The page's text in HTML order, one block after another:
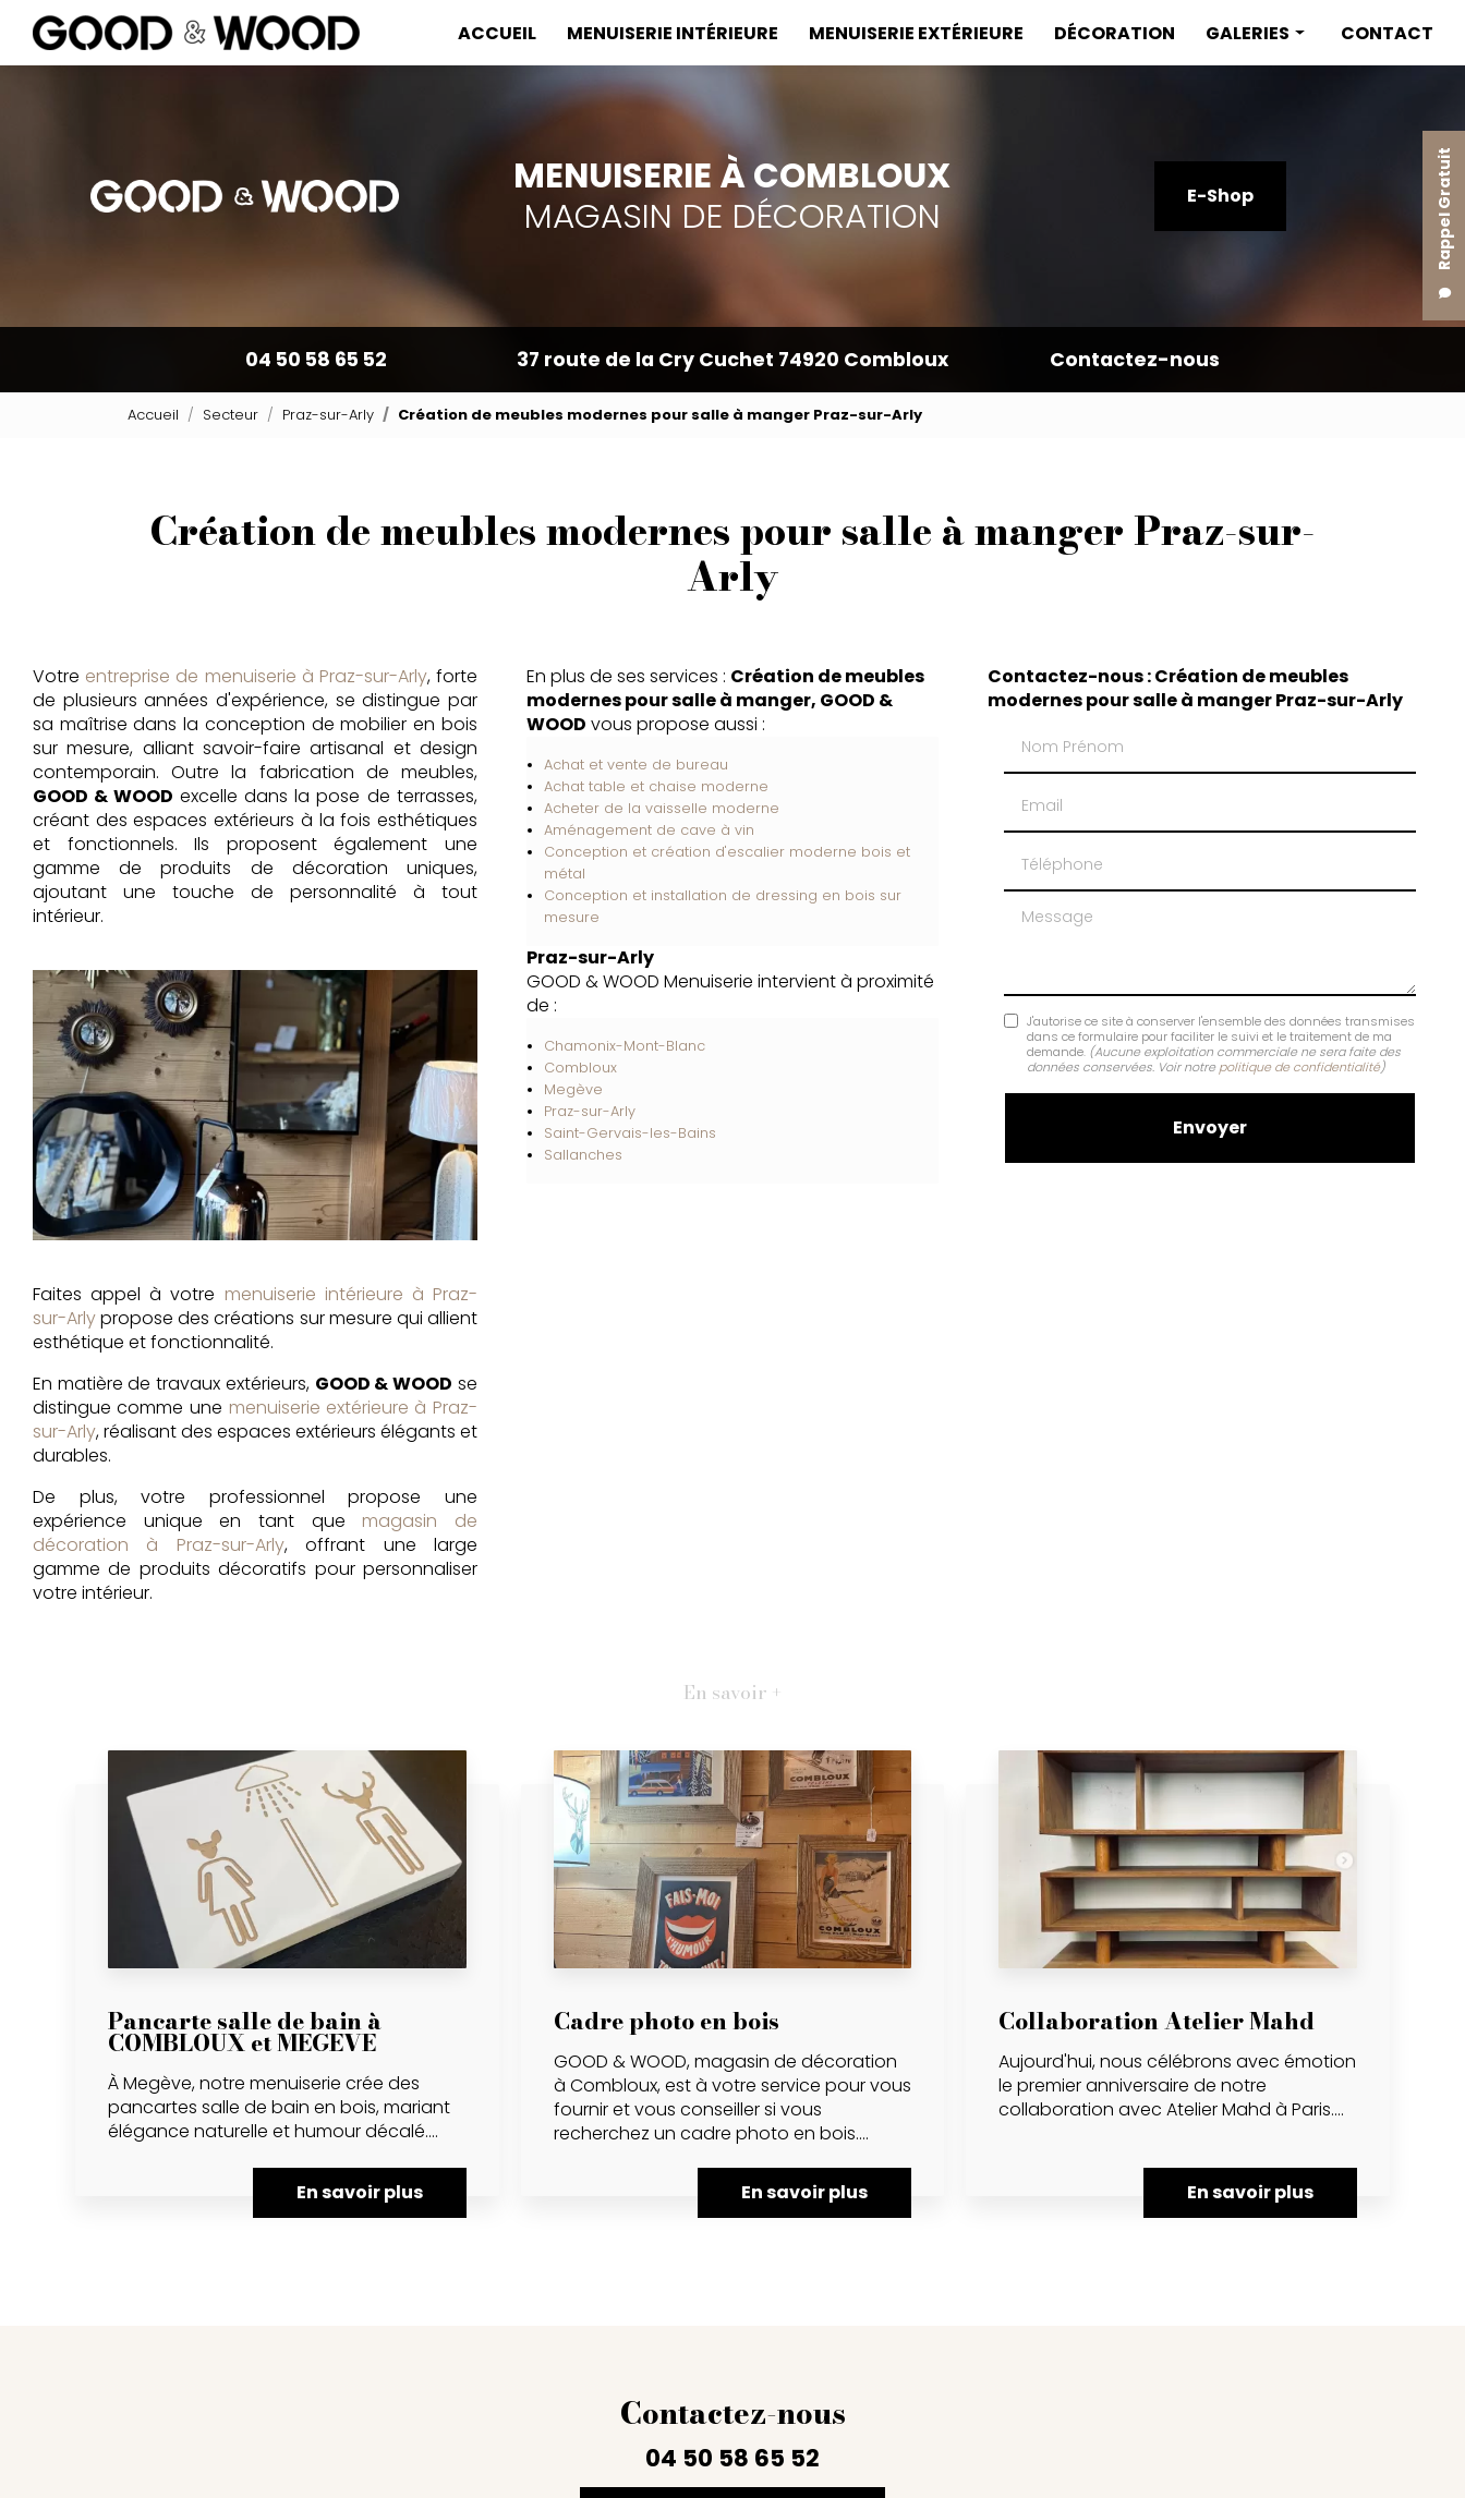
contenu
Rappel Gratuit
ACCUEIL
MENUISERIE INTÉRIEURE MENUISERIE EXTÉRIEURE DÉCORATION GALERIES
Décoration
CONTACT
MENUISERIE À COMBLOUX
MAGASIN DE DÉCORATION
E-Shop
04 50 58 65 52 37 route de la Cry Cuchet 74920 Combloux Contactez-nous
Accueil Secteur Praz-sur-Arly Création de meubles modernes pour salle à manger Praz-sur-Arly
Création de meubles modernes pour salle à manger Praz-sur-
Arly
Votre entreprise de menuiserie à Praz-sur-Arly, forte
de plusieurs années d'expérience, se distingue par
sa maîtrise dans la conception de mobilier en bois
sur mesure, alliant savoir-faire artisanal et design
contemporain. Outre la fabrication de meubles,
GOOD & WOOD excelle dans la pose de terrasses,
créant des espaces extérieurs à la fois esthétiques
et fonctionnels. Ils proposent également une
gamme de produits de décoration uniques,
ajoutant une touche de personnalité à tout
intérieur.
Faites appel à votre menuiserie intérieure à Praz-
sur-Arlypropose des créations sur mesure qui allient
esthétique et fonctionnalité.
En matière de travaux extérieurs, GOOD & WOOD se
distingue comme une menuiserie extérieure à Praz-
sur-Arly, réalisant des espaces extérieurs élégants et
durables.
De plus, votre professionnel propose une
expérience unique en tant que magasin de
décoration à Praz-sur-Arly, offrant une large
gamme de produits décoratifs pour personnaliser
votre intérieur.
En plus de ses services : Création de meubles
modernes pour salle à manger, GOOD &
WOOD vous propose aussi :
Achat et vente de bureau
Achat table et chaise moderne
Acheter de la vaisselle moderne
Aménagement de cave à vin
Conception et création d'escalier moderne bois et
métal
Conception et installation de dressing en bois sur
mesure
Praz-sur-Arly
GOOD & WOOD Menuiserie intervient à proximité
de :
Chamonix-Mont-Blanc
Combloux
Megève
Praz-sur-Arly
Saint-Gervais-les-Bains
Sallanches
Contactez-nous : Création de meubles
modernes pour salle à manger Praz-sur-Arly
Message
J'autorise ce site à conserver l'ensemble des données transmises
dans ce formulaire pour faciliter le suivi et le traitement de ma
demande. (Aucune exploitation commerciale ne sera faite des
données conservées. Voir notre politique de confidentialité)
En savoir +
Pancarte salle de bain à
COMBLOUX et MEGEVE
À Megève, notre menuiserie crée des
pancartes salle de bain en bois, mariant
élégance naturelle et humour décalé....
En savoir plus
Cadre photo en bois
GOOD & WOOD, magasin de décoration
à Combloux, est à votre service pour vous
fournir et vous conseiller si vous
recherchez un cadre photo en bois....
En savoir plus
Collaboration Atelier Mahd
Aujourd'hui, nous célébrons avec émotion
le premier anniversaire de notre
collaboration avec Atelier Mahd à Paris....
En savoir plus
Contactez-nous
04 50 58 65 52